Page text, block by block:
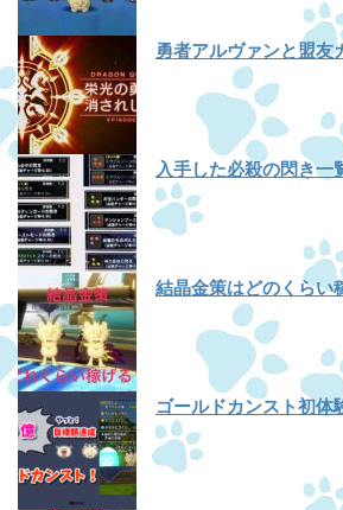
勇者アルヴァンと盟友
入手した必殺の閃き一
結晶金策はどのくらい
ゴールドカンスト初体